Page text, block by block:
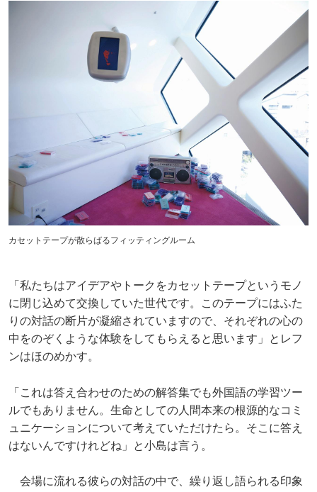
カセットテープが散らばるフィッティングルーム
「私たちはアイデアやトークをカセットテープというモノ
に閉じ込めて交換していた世代です。このテープにはふた
りの対話の断片が凝縮されていますので、それぞれの心の
中をのぞくような体験をしてもらえると思います」とレフ
ンはほのめかす。
「これは答え合わせのための解答集でも外国語の学習ツー
ルでもありません。生命としての人間本来の根源的なコミ
ュニケーションについて考えていただけたら。そこに答え
はないんですけれどね」と小島は言う。
会場に流れる彼らの対話の中で、繰り返し語られる印象